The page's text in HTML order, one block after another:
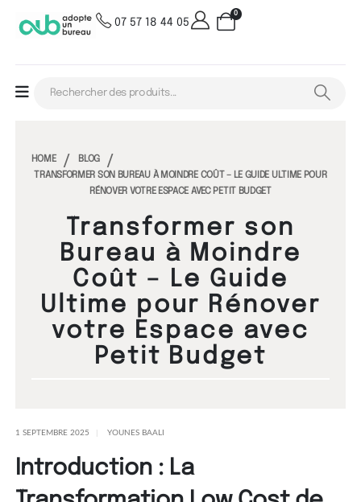
07 57 18 44 05
0
HOME
BLOG
TRANSFORMER SON BUREAU À MOINDRE COÛT – LE GUIDE ULTIME POUR
RÉNOVER VOTRE ESPACE AVEC PETIT BUDGET
Transformer son
Bureau à Moindre
Coût – Le Guide
Ultime pour Rénover
votre Espace avec
Petit Budget
1 SEPTEMBRE 2025 YOUNES BAALI
Introduction : La